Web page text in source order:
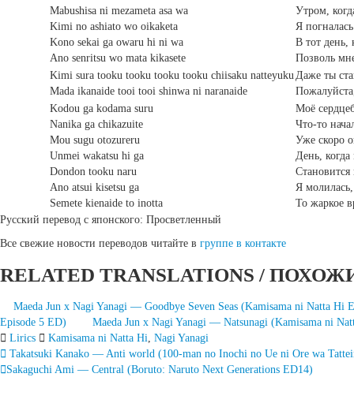
Mabushisa ni mezameta asa wa
Kimi no ashiato wo oikaketa
Kono sekai ga owaru hi ni wa
Ano senritsu wo mata kikasete
Утром,
Я
В тот день,
Позволь
Kimi sura tooku tooku tooku tooku chiisaku natteyuku
Mada ikanaide tooi tooi shinwa ni naranaide
Даже ты
Kodou ga kodama suru
Nanika ga chikazuite
Mou sugu otozureru
Unmei wakatsu hi ga
Dondon tooku naru
Ano atsui kisetsu ga
Semete kienaide to inotta
Моё
Что-то
Уже скоро
День, когда
Я
То жаркое
Русский перевод с японского: Просветленный
Все свежие новости переводов читайте в группе в контакте
RELATED TRANSLATIONS /
Maeda Jun x Nagi Yanagi — Goodbye Seven Seas (Kamisama ni Natta Hi
Episode 5 ED)
Maeda Jun x Nagi Yanagi — Natsunagi (Kamisama ni
Lirics
Kamisama ni Natta Hi, Nagi Yanagi
Запись
Takatsuki Kanako — Anti world (100-man no Inochi no Ue ni Ore wa
Sakaguchi Ami — Central (Boruto: Naruto Next Generations ED14)